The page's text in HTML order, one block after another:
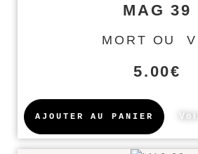
MAG 39
MORT OU
5.00€
AJOUTER AU PANIER